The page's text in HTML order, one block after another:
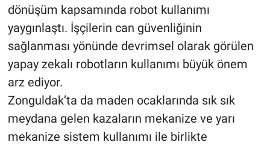
dönüşüm kapsamında robot kullanımı
yaygınlaştı. İşçilerin can güvenliğinin
sağlanması yönünde devrimsel olarak görülen
yapay zekalı robotların kullanımı büyük önem
arz ediyor.
Zonguldak’ta da maden ocaklarında sık sık
meydana gelen kazaların mekanize ve yarı
mekanize sistem kullanımı ile birlikte